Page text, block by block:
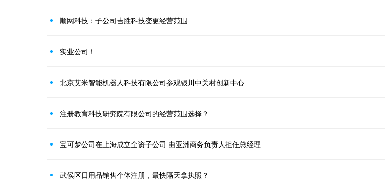
顺网科技：子公司吉胜科技变更经营范围
实业公司！
北京艾米智能机器人科技有限公司参观银川中关村创新中心
注册教育科技研究院有限公司的经营范围选择？
宝可梦公司在上海成立全资子公司 由亚洲商务负责人担任总经理
武侯区日用品销售个体注册，最快隔天拿执照？